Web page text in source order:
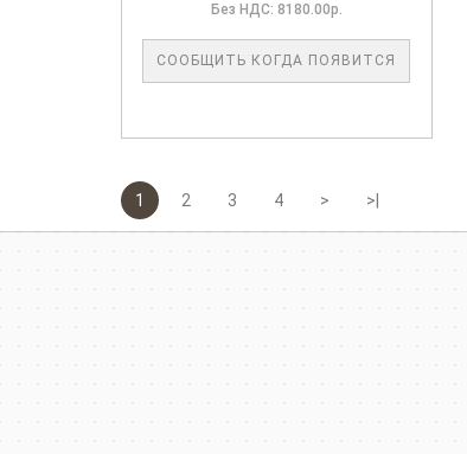
Без НДС: 8180.00р.
СООБЩИТЬ КОГДА ПОЯВИТСЯ
1 2 3 4 > >|